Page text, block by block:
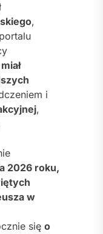
,
i
,
2026 roku,
w
się o